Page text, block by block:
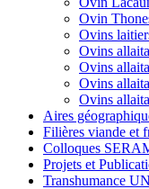
Ovin
Ovins
Ovins
Ovins
Ovins
Ovins
Aires
Filières viande et
Colloques
Projets et
Transhumance